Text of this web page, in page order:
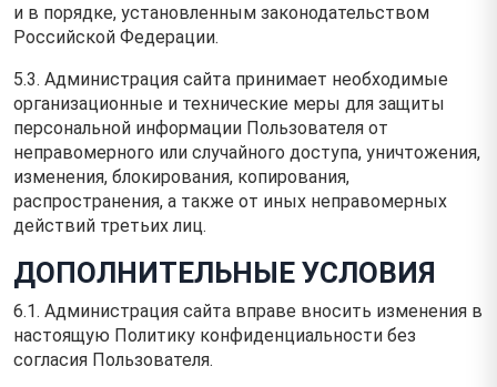
и в порядке, установленным законодательством
Российской Федерации.
5.3. Администрация сайта принимает необходимые
организационные и технические меры для защиты
персональной информации Пользователя от
неправомерного или случайного доступа, уничтожения,
изменения, блокирования, копирования,
распространения, а также от иных неправомерных
действий третьих лиц.
ДОПОЛНИТЕЛЬНЫЕ УСЛОВИЯ
6.1. Администрация сайта вправе вносить изменения в
настоящую Политику конфиденциальности без
согласия Пользователя.